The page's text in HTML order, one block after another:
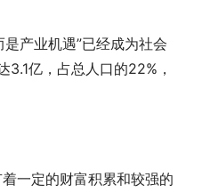
产业机遇”已经成为社会
亿，占总人口的22%，
一定的财富积累和较强的